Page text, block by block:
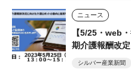
ニュース
【5/25・web
期介護報酬改
新事例」開催
シルバー産業新聞